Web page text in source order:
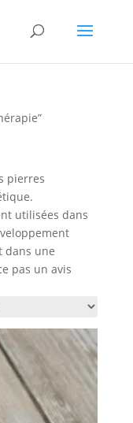
pierres
utilisées dans
dans une
pas un avis